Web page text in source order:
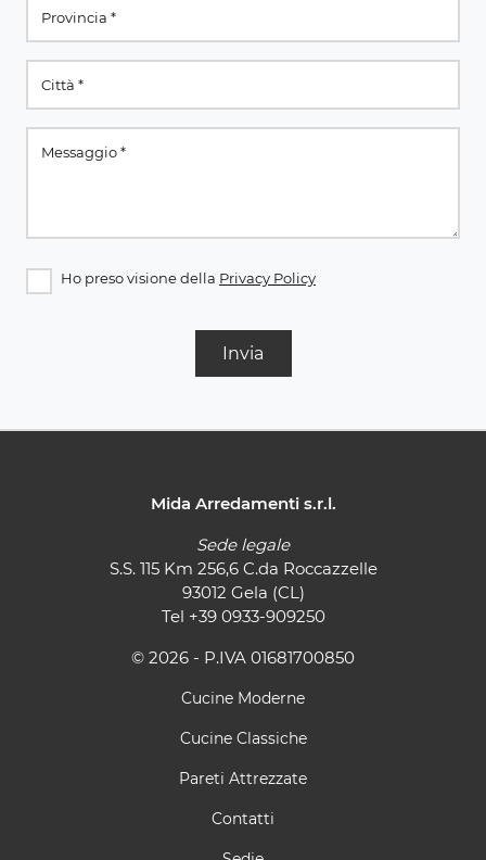
Ho preso visione della Privacy Policy
Invia
Mida Arredamenti s.r.l.
Sede legale
S.S. 115 Km 256,6 C.da Roccazzelle
93012 Gela (CL)
Tel +39 0933-909250
© 2026 - P.IVA 01681700850
Cucine Moderne
Cucine Classiche
Pareti Attrezzate
Contatti